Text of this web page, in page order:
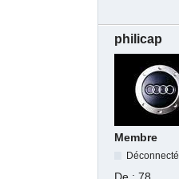
philicap
Membre
Déconnecté